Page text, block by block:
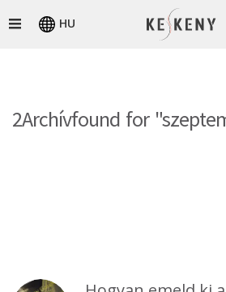
HU
2Archívfound for